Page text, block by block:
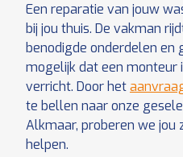
Een reparatie van jouw
bij jou thuis. De vakman
benodigde onderdelen en
mogelijk dat een monteur
verricht. Door het
te bellen naar onze
Alkmaar, proberen we jou
helpen.